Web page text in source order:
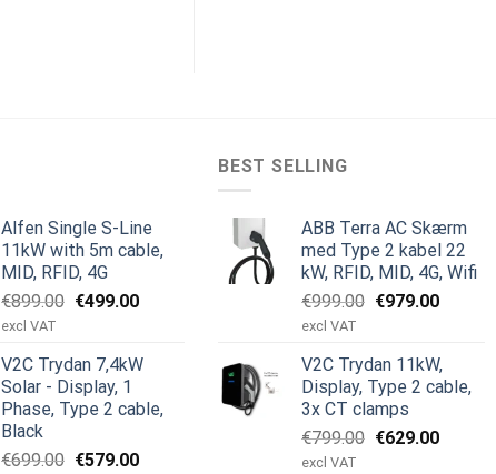
Alfen Single S-Line
11kW with 5m cable,
MID, RFID, 4G
€899.00 Den
var:
€899.00.
€499.00Den
er:
excl VAT
V2C Trydan 7,4kW
Solar - Display, 1
Phase, Type 2 cable,
Black
€699.00 Den
€579.00Den
BEST SELLING
ABB Terra AC Skærm
med Type 2 kabel 22
kW, RFID, MID, 4G, Wifi
€999.00 Den
var:
€999.00.
€979.00Den
er:
€979.00.
excl VAT
V2C Trydan 11kW,
Display, Type 2 cable,
3x CT clamps
€799.00 Den
€629.00Den
excl VAT